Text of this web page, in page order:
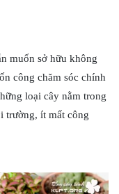
muốn sở hữu không
công chăm sóc chính
loại cây nằm trong
trường, ít mất công